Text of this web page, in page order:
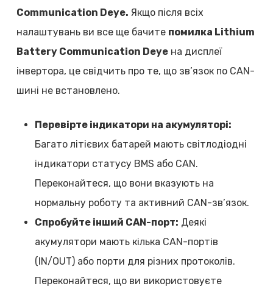
Communication Deye. Якщо після всіх
налаштувань ви все ще бачите помилка Lithium
Battery Communication Deyeна дисплеї
інвертора, це свідчить про те, що зв’язок по CAN-
шині не встановлено.
Перевірте індикатори на акумуляторі:
Багато літієвих батарей мають світлодіодні
індикатори статусу BMS або CAN.
Переконайтеся, що вони вказують на
нормальну роботу та активний CAN-зв’язок.
Спробуйте інший CAN-порт: Деякі
акумулятори мають кілька CAN-портів
(IN/OUT) або порти для різних протоколів.
Переконайтеся, що ви використовуєте